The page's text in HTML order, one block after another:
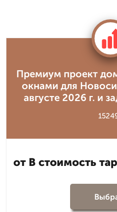
Премиум проект
окнами для
августе 2026 г. и
от В стоимость